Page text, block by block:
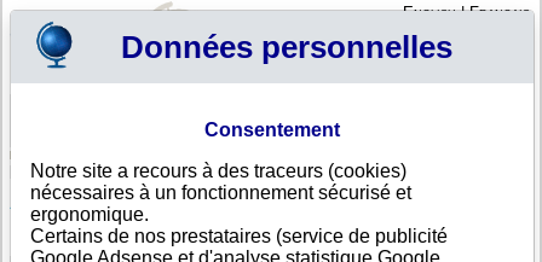
English|Français
Votre panier est vide
Albanie >Toutes villes > TIRANE
ALBATERMAL SH.P.K., TIRANE
FICHE ENTREPRISE
Données personnelles
Consentement
Notre site a recours à des traceurs (cookies)
nécessaires à un fonctionnement sécurisé et
ergonomique.
Certains de nos prestataires (service de publicité
Google Adsense et d'analyse statistique Google